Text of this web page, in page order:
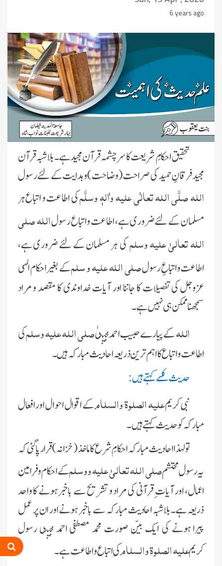
6 years ago
تحقیق احکامِ شریعت کا سرچشمہ قرآن مجید ہے ۔ بلاشبہ قرآن
مجید فرقانِ حمید کی صراحت (وضاحت) وہدایت کے لئے رسول
اللہ صلَّی اللہ تعالٰی علیہ واٰلہٖ وسلَّمکی اطاعت و اتباع ہر
مسلمان کے لئے ضروری ہے، اطاعت و اتباع رسولاللہ صلی
اللہ تعالیٰ علیہ وسلمکیہر مسلمان کے لئے ضروری ہے،
اطاعت و اتباعِ رسولصلی اللہ علیہ و سلمکے بغیر احکام الہی
عزوجل کی تفصیلات کا جاننا اور آیات خداوندی کا مقصد و مراد
سمجھنا ممکن ہی نہیں ہے۔
اللہکے پیارے حبیب احمد مجتبیٰصلی اللہ علیہ وسلمکی
اطاعت و اتباع کا اہم ترین ذریعہ احادیث مبارکہ ہیں۔
حدیث کسے کہتے ہیں:
نبی کریمعلیہ الصلوة والسلامکے اقوال احوال اور افعال
مبارکہ کو حدیث کہتے ہیں۔
تو لہذا احادیث مبارکہ احکامِ شرع کا ماخذ (خزانہ) قرار پا گئی کہ
یہ رسول محتشمصلی اللہ تعالیٰ علیہ ووسلمکے احکام و فرامین
اعمال، اور آیات ِ قرآنی کی مراد و تشریح سے باخبر ہونے کا واحد
ذریعہ ہے۔بلاشبہ احادیث مبارکہ سے باخبر ہونے اور ان پر عمل
پیرا ہونے کی ایک بیّن صورت محمد مصطفی احمد مجتبی رسول
کریمعلیہ الصلوة والسلامکی اتباع و اطاعت ہے۔